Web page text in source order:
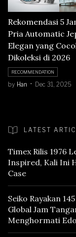
Rekomendasi 5
Pria Automatic
Elegan yang
Dikoleksi di 2026
RECOMMENDATION
by Han Dec 31, 2025
LATEST
Timex Rilis 1976
Inspired, Kali Ini
Case
Seiko Rayakan
Global Jam
Menghormati
Mencerminkan